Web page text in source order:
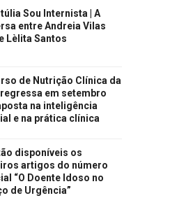
Sou Internista | A
entre Andreia Vilas
Lèlita Santos
de Nutrição Clínica da
em setembro
na inteligência
e na prática clínica
disponíveis os
artigos do número
“O Doente Idoso no
de Urgência”